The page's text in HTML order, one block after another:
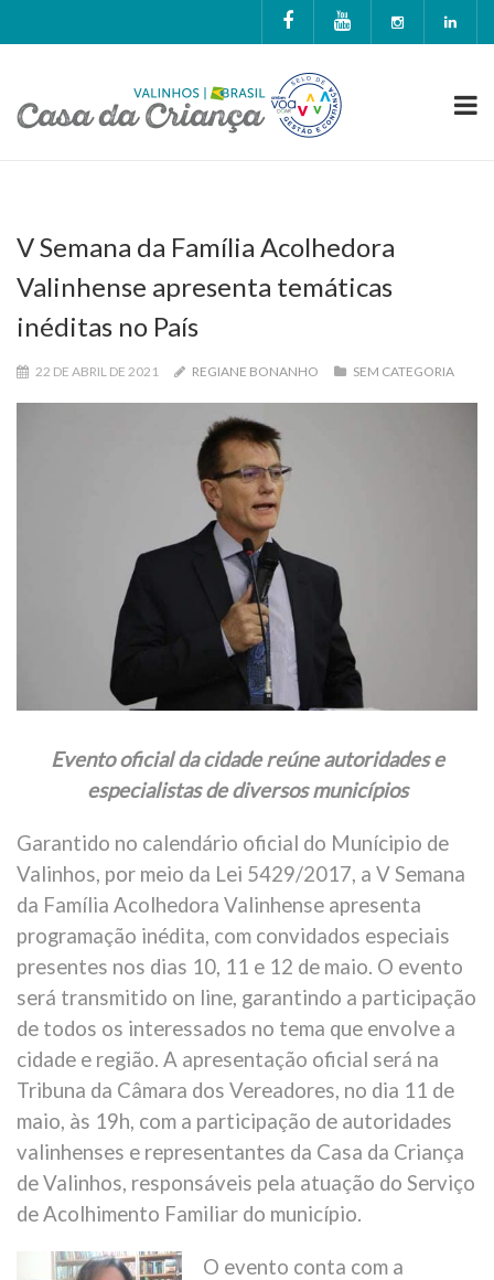
V Semana da Família Acolhedora
Valinhense apresenta temáticas
inéditas no País
22 DE ABRIL DE 2021 REGIANE BONANHO SEM CATEGORIA
Evento oficial da cidade reúne autoridades e
especialistas de diversos municípios
Garantido no calendário oficial do Munícipio de
Valinhos, por meio da Lei 5429/2017, a V Semana
da Família Acolhedora Valinhense apresenta
programação inédita, com convidados especiais
presentes nos dias 10, 11 e 12 de maio. O evento
será transmitido on line, garantindo a participação
de todos os interessados no tema que envolve a
cidade e região. A apresentação oficial será na
Tribuna da Câmara dos Vereadores, no dia 11 de
maio, às 19h, com a participação de autoridades
valinhenses e representantes da Casa da Criança
de Valinhos, responsáveis pela atuação do Serviço
de Acolhimento Familiar do município.
O evento conta com a